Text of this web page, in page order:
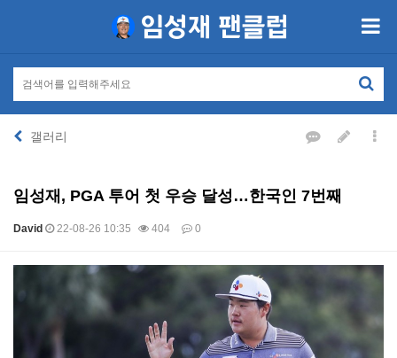
갤러리
임성재, PGA 투어 첫 우승 달성…한국인 7번째
David 22-08-26 10:35 404 0